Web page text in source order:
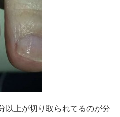
以上が切り取られてるのが分